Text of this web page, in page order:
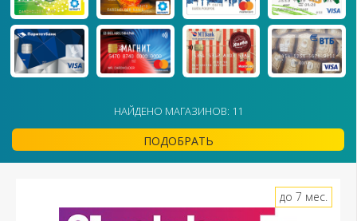
НАЙДЕНО МАГАЗИНОВ: 11
ПОДОБРАТЬ
до 7 мес.